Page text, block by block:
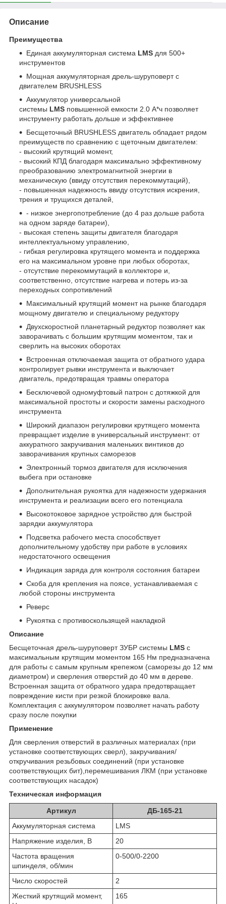
Описание
Преимущества
Единая аккумуляторная система LMS для 500+
инструментов
Мощная аккумуляторная дрель-шуруповерт с
двигателем BRUSHLESS
Аккумулятор универсальной
системы LMS повышенной емкости 2.0 А*ч позволяет
инструменту работать дольше и эффективнее
Бесщеточный BRUSHLESS двигатель обладает рядом
преимуществ по сравнению с щеточным двигателем:
- высокий крутящий момент,
- высокий КПД благодаря максимально эффективному
преобразованию электромагнитной энергии в
механическую (ввиду отсутствия перекоммутаций),
- повышенная надежность ввиду отсутствия искрения,
трения и трущихся деталей,
- низкое энергопотребление (до 4 раз дольше работа
на одном заряде батареи),
- высокая степень защиты двигателя благодаря
интеллектуальному управлению,
- гибкая регулировка крутящего момента и поддержка
его на максимальном уровне при любых оборотах,
- отсутствие перекоммутаций в коллекторе и,
соответственно, отсутствие нагрева и потерь из-за
переходных сопротивлений
Максимальный крутящий момент на рынке благодаря
мощному двигателю и специальному редуктору
Двухскоростной планетарный редуктор позволяет как
заворачивать с большим крутящим моментом, так и
сверлить на высоких оборотах
Встроенная отключаемая защита от обратного удара
контролирует рывки инструмента и выключает
двигатель, предотвращая травмы оператора
Бесключевой одномуфтовый патрон с дотяжкой для
максимальной простоты и скорости замены расходного
инструмента
Широкий диапазон регулировки крутящего момента
превращает изделие в универсальный инструмент: от
аккуратного закручивания маленьких винтиков до
заворачивания крупных саморезов
Электронный тормоз двигателя для исключения
выбега при остановке
Дополнительная рукоятка для надежности удержания
инструмента и реализации всего его потенциала
Высокотоковое зарядное устройство для быстрой
зарядки аккумулятора
Подсветка рабочего места способствует
дополнительному удобству при работе в условиях
недостаточного освещения
Индикация заряда для контроля состояния батареи
Скоба для крепления на поясе, устанавливаемая с
любой стороны инструмента
Реверс
Рукоятка с противоскользящей накладкой
Описание
Бесщеточная дрель-шуруповерт ЗУБР системы LMS с
максимальным крутящим моментом 165 Нм предназначена
для работы с самым крупным крепежом (саморезы до 12 мм
диаметром) и сверления отверстий до 40 мм в дереве.
Встроенная защита от обратного удара предотвращает
повреждение кисти при резкой блокировке вала.
Комплектация с аккумулятором позволяет начать работу
сразу после покупки
Применение
Для сверления отверстий в различных материалах (при
установке соответствующих сверл), закручивания/
откручивания резьбовых соединений (при установке
соответствующих бит),перемешивания ЛКМ (при установке
соответствующих насадок)
Техническая информация
Артикул
ДБ-165-21
Аккумуляторная система
LMS
Напряжение изделия, В
20
Частота вращения
шпинделя, об/мин
0-500/0-2200
Число скоростей
2
Жесткий крутящий момент,
165